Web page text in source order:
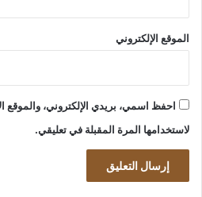
الموقع الإلكتروني
احفظ اسمي، بريدي الإلكتروني، والموقع
لاستخدامها المرة المقبلة في تعليقي.